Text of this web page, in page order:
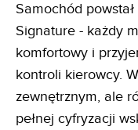
Samochód
Signature - każdy
komfortowy i
kontroli kierowcy.
zewnętrznym, ale
pełnej cyfryzacji